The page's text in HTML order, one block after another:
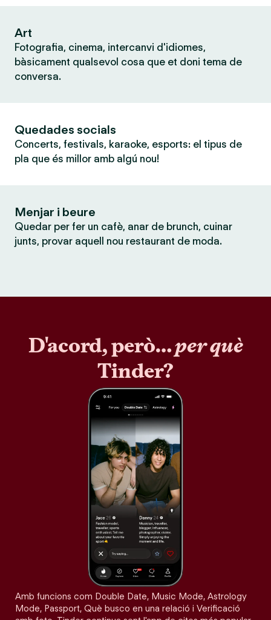
Art
Fotografia, cinema, intercanvi d'idiomes,
bàsicament qualsevol cosa que et doni tema de
conversa.
Quedades socials
Concerts, festivals, karaoke, esports: el tipus de
pla que és millor amb algú nou!
Menjar i beure
Quedar per fer un cafè, anar de brunch, cuinar
junts, provar aquell nou restaurant de moda.
D'acord, però…per què
Tinder?
Amb funcions com Double Date, Music Mode, Astrology
Mode, Passport, Què busco en una relació i Verificació